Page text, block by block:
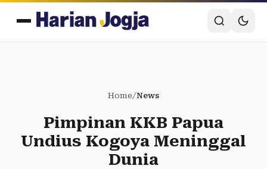
Home/News
Pimpinan KKB Papua
Undius Kogoya Meninggal
Dunia